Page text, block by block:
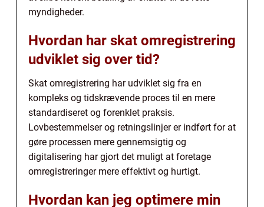
myndigheder.
Hvordan har skat omregistrering
udviklet sig over tid?
Skat omregistrering har udviklet sig fra en
kompleks og tidskrævende proces til en mere
standardiseret og forenklet praksis.
Lovbestemmelser og retningslinjer er indført for at
gøre processen mere gennemsigtig og
digitalisering har gjort det muligt at foretage
omregistreringer mere effektivt og hurtigt.
Hvordan kan jeg optimere min